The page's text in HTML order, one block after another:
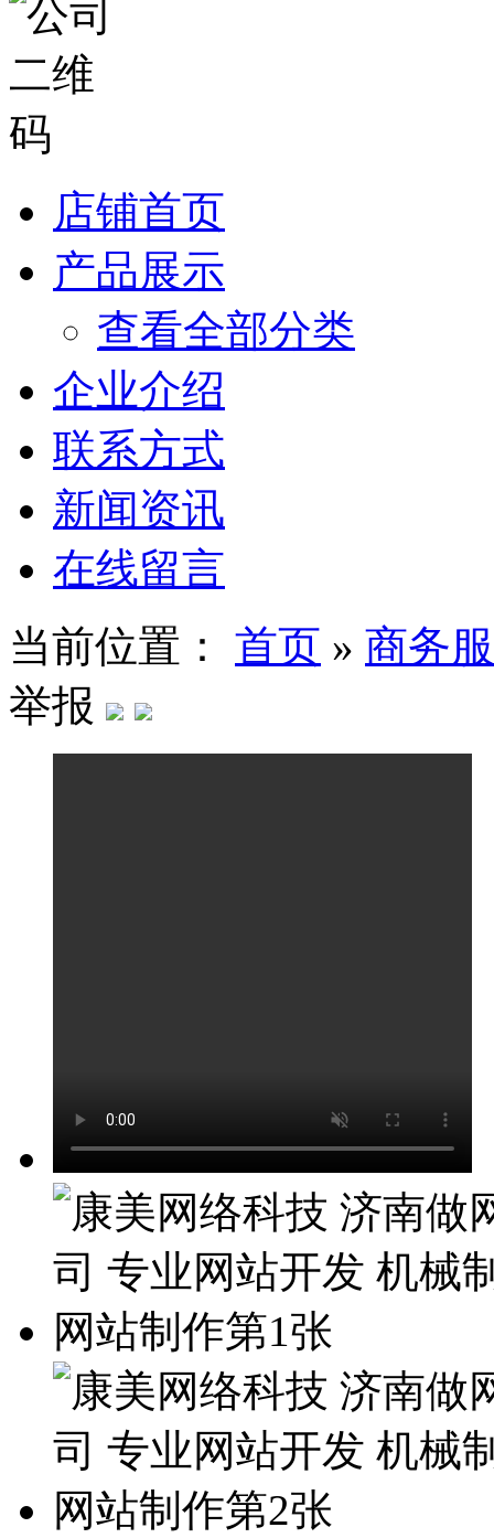
店铺首页
产品展示
查看全部分类
企业介绍
联系方式
新闻资讯
在线留言
当前位置： 首页 » 商务
举报